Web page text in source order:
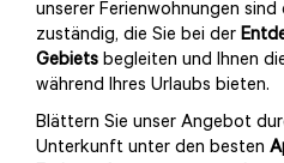
unserer Ferienwohnungen sind
zuständig, die Sie bei der
Gebiets begleiten und Ihnen
während Ihres Urlaubs bieten.
Blättern Sie unser Angebot
Unterkunft unter den besten